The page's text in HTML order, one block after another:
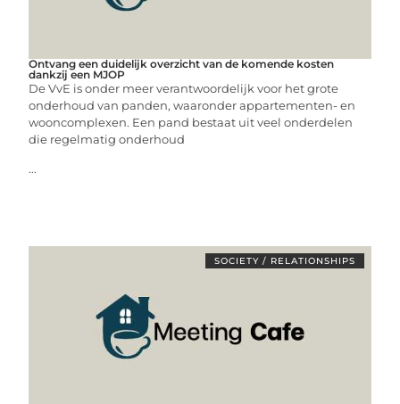
Ontvang een duidelijk overzicht van de komende kosten
dankzij een MJOP
De VvE is onder meer verantwoordelijk voor het grote
onderhoud van panden, waaronder appartementen- en
wooncomplexen. Een pand bestaat uit veel onderdelen
die regelmatig onderhoud
...
SOCIETY / RELATIONSHIPS